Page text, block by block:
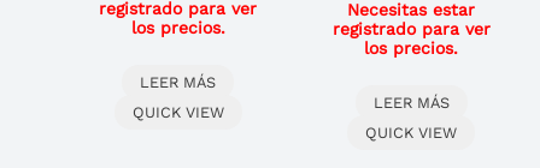
registrado para ver
los precios.
LEER MÁS
QUICK VIEW
Necesitas estar
registrado para ver
los precios.
LEER MÁS
QUICK VIEW